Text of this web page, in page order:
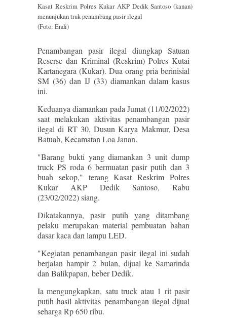
Kasat Reskrim Polres Kukar AKP Dedik Santoso (kanan)
menunjukan truk penambang pasir ilegal
(Foto: Endi)
Penambangan pasir ilegal diungkap Satuan
Reserse dan Kriminal (Reskrim) Polres Kutai
Kartanegara (Kukar). Dua orang pria berinisial
SM (36) dan IJ (33) diamankan dalam kasus
ini.
Keduanya diamankan pada Jumat (11/02/2022)
saat melakukan aktivitas penambangan pasir
ilegal di RT 30, Dusun Karya Makmur, Desa
Batuah, Kecamatan Loa Janan.
"Barang bukti yang diamankan 3 unit dump
truck PS roda 6 bermuatan pasir putih dan 3
buah sekop," terang Kasat Reskrim Polres
Kukar AKP Dedik Santoso, Rabu
(23/02/2022) siang.
Dikatakannya, pasir putih yang ditambang
pelaku merupakan material pembuatan bahan
dasar kaca dan lampu LED.
"Kegiatan penambangan pasir ilegal ini sudah
berjalan hampir 2 bulan, dijual ke Samarinda
dan Balikpapan, beber Dedik.
Ia mengungkapkan, satu truck atau 1 rit pasir
putih hasil aktivitas penambangan ilegal dijual
seharga Rp 650 ribu.